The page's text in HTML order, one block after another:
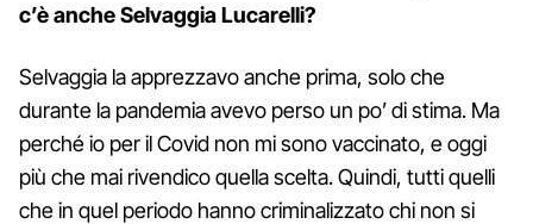
c’è anche Selvaggia Lucarelli?
Selvaggia la apprezzavo anche prima, solo che
durante la pandemia avevo perso un po’ di stima. Ma
perché io per il Covid non mi sono vaccinato, e oggi
più che mai rivendico quella scelta. Quindi, tutti quelli
che in quel periodo hanno criminalizzato chi non si